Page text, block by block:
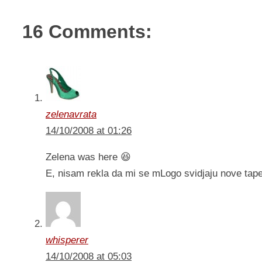
16 Comments:
zelenavrata
14/10/2008 at 01:26
Zelena was here 😆
E, nisam rekla da mi se mLogo svidjaju nove
whisperer
14/10/2008 at 05:03